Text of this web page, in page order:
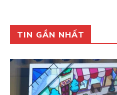
TIN GẦN NHẤT